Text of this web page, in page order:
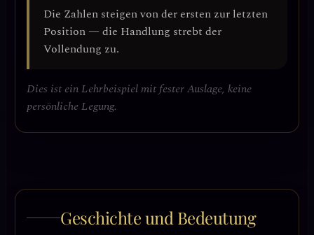
Die Zahlen steigen von der ersten zur letzten
Position — die Handlung strebt der
Vollendung zu.
Dies ist ein Lehrbeispiel mit fester Auslage, keine
persönliche Legung.
Geschichte und Bedeutung